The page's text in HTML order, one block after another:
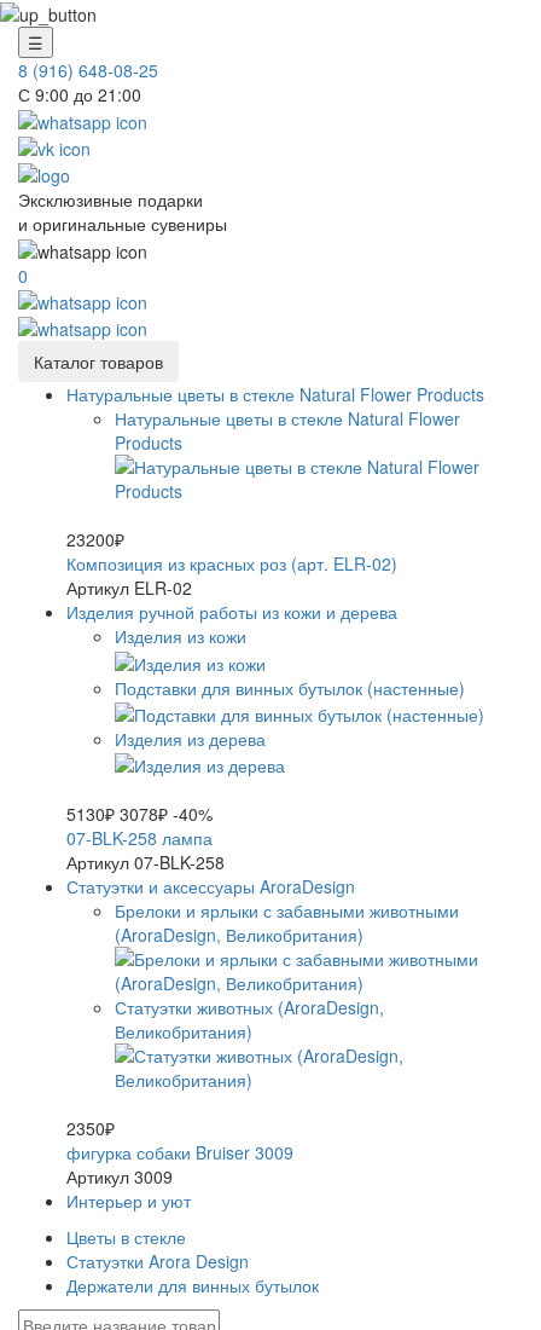
☰
8 (916) 648-08-25
С 9:00 до 21:00
Эксклюзивные подарки
и оригинальные сувениры
0
Каталог товаров
Натуральные цветы в стекле Natural Flower Products
Натуральные цветы в стекле Natural Flower
Products
23200₽
Композиция из красных роз (арт. ELR-02)
Артикул ELR-02
Изделия ручной работы из кожи и дерева
Изделия из кожи
Подставки для винных бутылок (настенные)
Изделия из дерева
5130₽ 3078₽ -40%
07-BLK-258 лампа
Артикул 07-BLK-258
Статуэтки и аксессуары AroraDesign
Брелоки и ярлыки с забавными животными
(AroraDesign, Великобритания)
Статуэтки животных (AroraDesign,
Великобритания)
2350₽
фигурка собаки Bruiser 3009
Артикул 3009
Интерьер и уют
Цветы в стекле
Статуэтки Arora Design
Держатели для винных бутылок